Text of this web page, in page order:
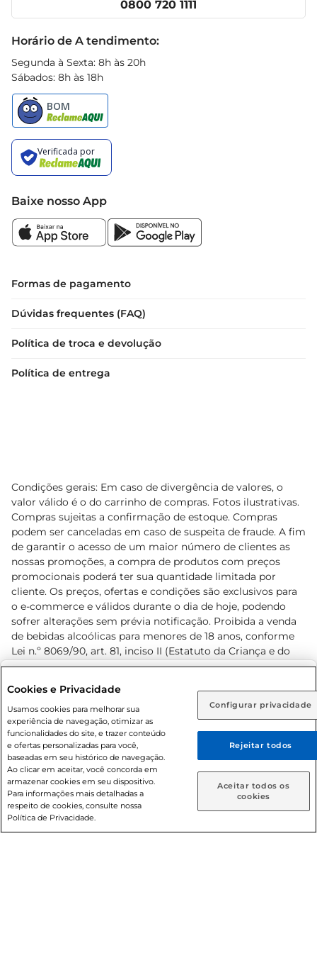
Rio de Janeiro (RJ) Goiás (GO)
Ou
Caso queira comprar online, informe como deseja receber
suas compras:
Entrega em casa Retire em Loja
0800 720 1111
Horário de A tendimento:
Segunda à Sexta: 8h às 20h
Sábados: 8h às 18h
Baixe nosso App
Formas de pagamento
Dúvidas frequentes (FAQ)
Política de troca e devolução
Política de entrega
Condições gerais: Em caso de divergência de valores, o
valor válido é o do carrinho de compras. Fotos ilustrativas.
Compras sujeitas a confirmação de estoque. Compras
podem ser canceladas em caso de suspeita de fraude. A fim
de garantir o acesso de um maior número de clientes as
nossas promoções, a compra de produtos com preços
promocionais poderá ter sua quantidade limitada por
cliente. Os preços, ofertas e condições são exclusivos para
o e-commerce e válidos durante o dia de hoje, podendo
sofrer alterações sem prévia notificação. Proibida a venda
de bebidas alcoólicas para menores de 18 anos, conforme
Lei n.º 8069/90, art. 81, inciso II (Estatuto da Criança e do
Adolescente). Preços e condições exclusivos para o
prévio. O valor mínimo para as compras on-line é de R$
80,00.
© 2026 Copyright. Todos os direitos
reservados Prezunic.
Cookies e Privacidade
Usamos cookies para melhorar sua
experiência de navegação, otimizar as
funcionalidades do site, e trazer conteúdo
e ofertas personalizadas para você,
baseadas em seu histórico de navegação.
Ao clicar em aceitar, você concorda em
armazenar cookies em seu dispositivo.
Para informações mais detalhadas a
respeito de cookies, consulte nossa
Política de Privacidade.
Configurar privacidade
Rejeitar todos
Aceitar todos os
cookies